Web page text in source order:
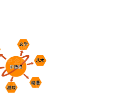
品牌与消费者，实现一对一互